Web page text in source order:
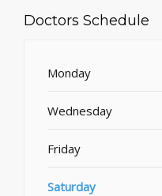
Doctors Schedule
Monday
Wednesday
Friday
Saturday